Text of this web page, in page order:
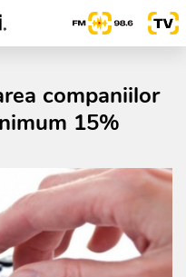
companiilor
15%